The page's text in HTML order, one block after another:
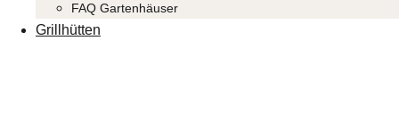
FAQ Gartenhäuser
Grillhütten